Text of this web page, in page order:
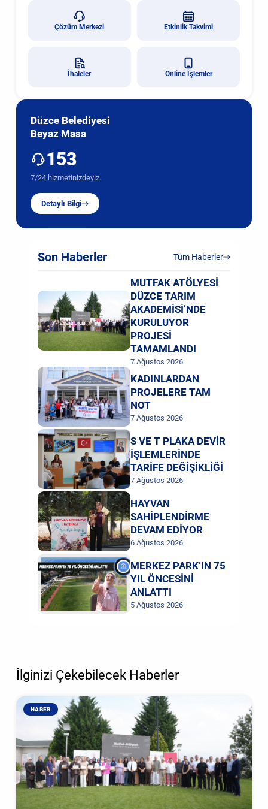
Son Haberler Tüm Haberler
MUTFAK ATÖLYESİ
DÜZCE TARIM
AKADEMİSİ’NDE
KURULUYOR
PROJESİ
TAMAMLANDI
7 Ağustos 2026
KADINLARDAN
PROJELERE TAM
NOT
7 Ağustos 2026
S VE T PLAKA DEVİR
İŞLEMLERİNDE
TARİFE DEĞİŞİKLİĞİ
7 Ağustos 2026
HAYVAN
SAHİPLENDİRME
DEVAM EDİYOR
6 Ağustos 2026
MERKEZ PARK’IN 75
YIL ÖNCESİNİ
ANLATTI
5 Ağustos 2026
Çözüm Merkezi Etkinlik Takvimi
İhaleler Online İşlemler
Düzce Belediyesi
Beyaz Masa
153
7/24 hizmetinizdeyiz.
Detaylı Bilgi
İlginizi Çekebilecek Haberler
HABER